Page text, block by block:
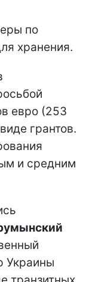
по
хранения.
евро (253
грантов.
и средним
Украины